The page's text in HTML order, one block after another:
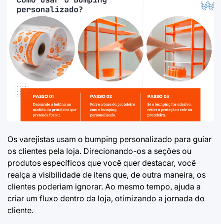
Os varejistas usam o bumping personalizado para guiar
os clientes pela loja. Direcionando-os a seções ou
produtos específicos que você quer destacar, você
realça a visibilidade de itens que, de outra maneira, os
clientes poderiam ignorar. Ao mesmo tempo, ajuda a
criar um fluxo dentro da loja, otimizando a jornada do
cliente.